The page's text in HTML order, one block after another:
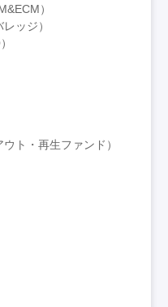
）
ッジ）
ト・再生ファンド）